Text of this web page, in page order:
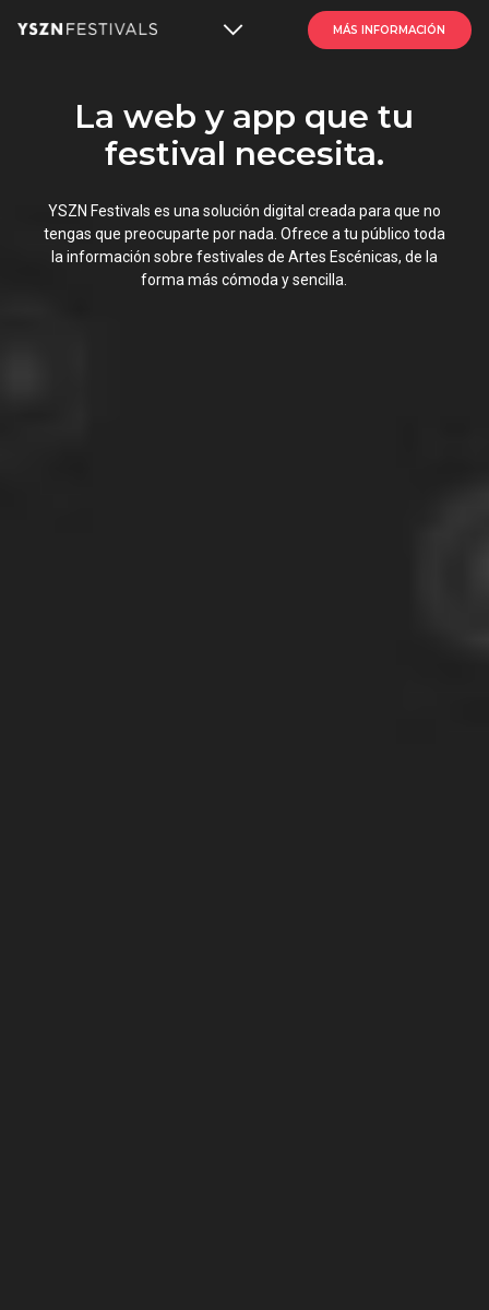
MÁS INFORMACIÓN
La web y app que tu
festival necesita.
YSZN Festivals es una solución digital creada para que no
tengas que preocuparte por nada. Ofrece a tu público toda
la información sobre festivales de Artes Escénicas, de la
forma más cómoda y sencilla.